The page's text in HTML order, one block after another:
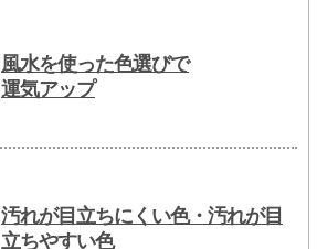
風水を使った色選びで
運気アップ
汚れが目立ちにくい色・汚れが目
立ちやすい色